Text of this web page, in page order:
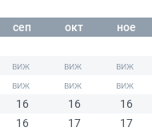
сеп окт ное
16 16 16
16 17 17